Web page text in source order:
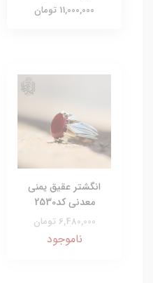
11,000,000 تومان
انگشتر عقیق یمنی
معدنی کد2530
6,480,000 تومان
ناموجود